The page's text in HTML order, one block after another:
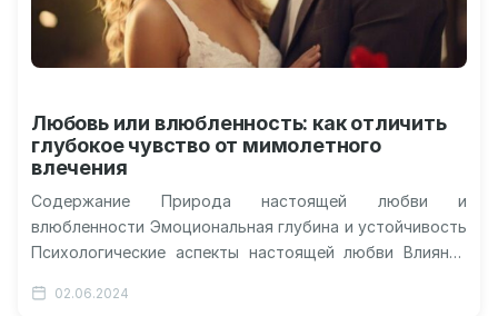
Любовь или влюбленность: как отличить
глубокое чувство от мимолетного
влечения
Содержание Природа настоящей любви и
влюбленности Эмоциональная глубина и устойчивость
Психологические аспекты настоящей любви Влияние
чувства? Как распознать…
02.06.2024